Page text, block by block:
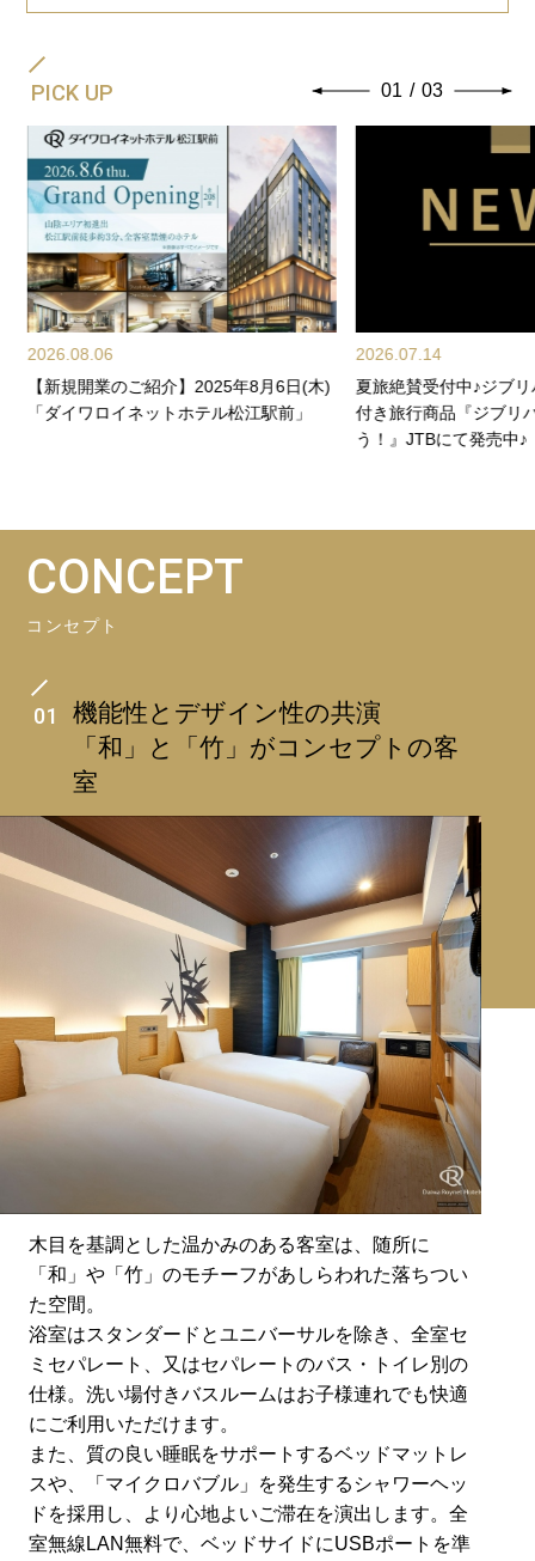
PICK UP
2026.08.06
【新規開業のご紹介】2025年8月6日(木)
「ダイワロイネットホテル松江駅前」
2026.07.14
夏旅絶賛受付中♪ジブ
付き旅行商品『ジブリ
う！』JTBにて発売中♪
01 / 03
CONCEPT
コンセプト
01
機能性とデザイン性の共演
「和」と「竹」がコンセプトの客
室
木目を基調とした温かみのある客室は、随所に
「和」や「竹」のモチーフがあしらわれた落ちつい
た空間。
浴室はスタンダードとユニバーサルを除き、全室セ
ミセパレート、又はセパレートのバス・トイレ別の
仕様。洗い場付きバスルームはお子様連れでも快適
にご利用いただけます。
また、質の良い睡眠をサポートするベッドマットレ
スや、「マイクロバブル」を発生するシャワーヘッ
ドを採用し、より心地よいご滞在を演出します。全
室無線LAN無料で、ベッドサイドにUSBポートを準